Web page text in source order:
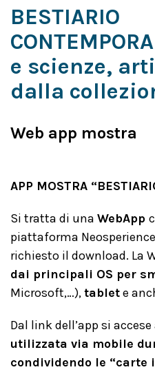
BESTIARIO
e scienze,
dalla
Web app mostra
APP MOSTRA
Si tratta di una WebApp
piattaforma
richiesto il download. La
dai principali OS per
Microsoft,…),tablete
Dal link dell’app si
utilizzata via mobile
condividendo le “carte